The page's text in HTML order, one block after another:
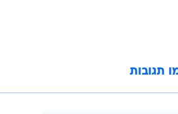
תגובות